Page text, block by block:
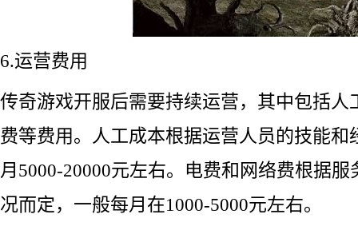
6.运营费用
传奇游戏开服后需要持续运营，其中包括人
费等费用。人工成本根据运营人员的技能和
月5000-20000元左右。电费和网络费根据
况而定，一般每月在1000-5000元左右。